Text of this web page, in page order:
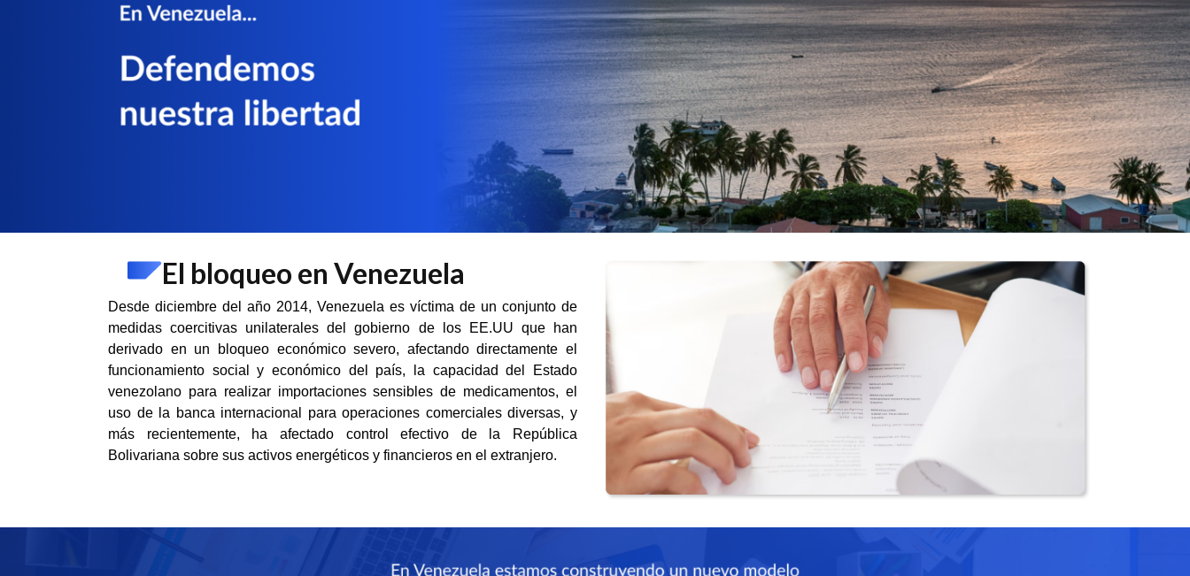
El bloqueo en Venezuela
Desde diciembre del año 2014, Venezuela es víctima de un conjunto de
medidas coercitivas unilaterales del gobierno de los EE.UU que han
derivado en un bloqueo económico severo, afectando directamente el
funcionamiento social y económico del país, la capacidad del Estado
venezolano para realizar importaciones sensibles de medicamentos, el
uso de la banca internacional para operaciones comerciales diversas, y
más recientemente, ha afectado control efectivo de la República
Bolivariana sobre sus activos energéticos y financieros en el extranjero.